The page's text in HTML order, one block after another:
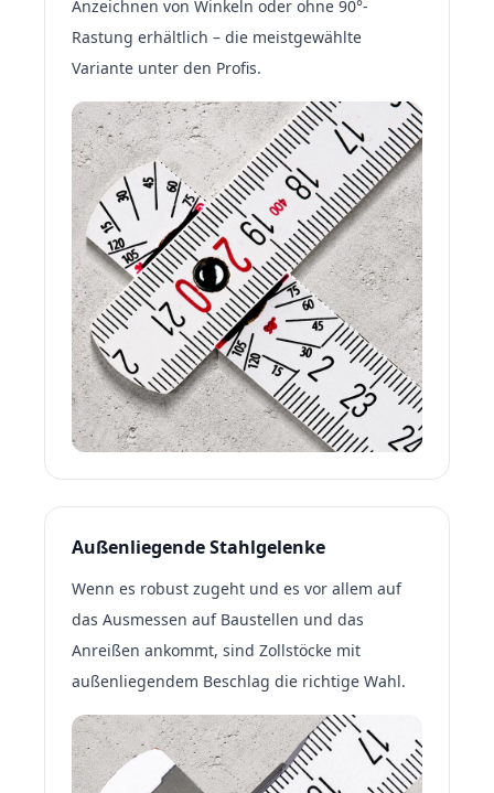
Anzeichnen von Winkeln oder ohne 90°-
Rastung erhältlich – die meistgewählte
Variante unter den Profis.
Außenliegende Stahlgelenke
Wenn es robust zugeht und es vor allem auf
das Ausmessen auf Baustellen und das
Anreißen ankommt, sind Zollstöcke mit
außenliegendem Beschlag die richtige Wahl.